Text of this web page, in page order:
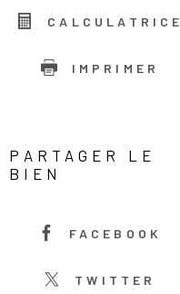
CALCULATRICE
IMPRIMER
PARTAGER LE
BIEN
FACEBOOK
TWITTER